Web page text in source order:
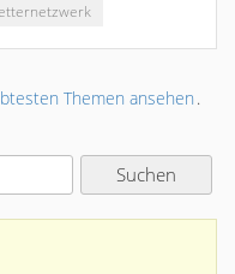
Themen ansehen .